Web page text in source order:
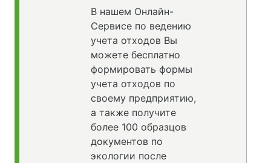
В нашем Онлайн-
Сервисе по ведению
учета отходов Вы
можете бесплатно
формировать формы
учета отходов по
своему предприятию,
а также получите
более 100 образцов
документов по
экологии после